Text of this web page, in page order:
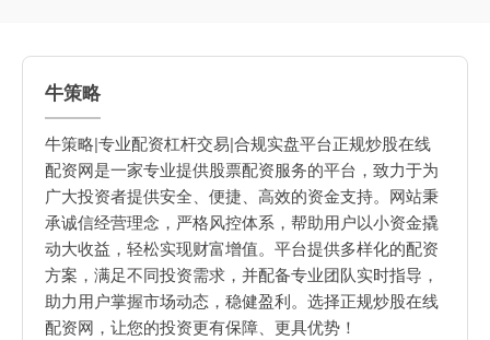
牛策略
牛策略|专业配资杠杆交易|合规实盘平台正规炒股在线
配资网是一家专业提供股票配资服务的平台，致力于为
广大投资者提供安全、便捷、高效的资金支持。网站秉
承诚信经营理念，严格风控体系，帮助用户以小资金撬
动大收益，轻松实现财富增值。平台提供多样化的配资
方案，满足不同投资需求，并配备专业团队实时指导，
助力用户掌握市场动态，稳健盈利。选择正规炒股在线
配资网，让您的投资更有保障、更具优势！